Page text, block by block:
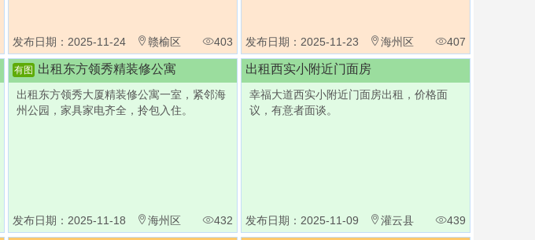
发布日期：2025-11-24 赣榆区 403 发布日期：2025-11-23 海州区 407
有图 出租东方领秀精装修公寓
出租东方领秀大厦精装修公寓一室，紧邻海
州公园，家具家电齐全，拎包入住。
发布日期：2025-11-18 海州区 432
出租西实小附近门面房
幸福大道西实小附近门面房出租，价格面
议，有意者面谈。
发布日期：2025-11-09 灌云县 439